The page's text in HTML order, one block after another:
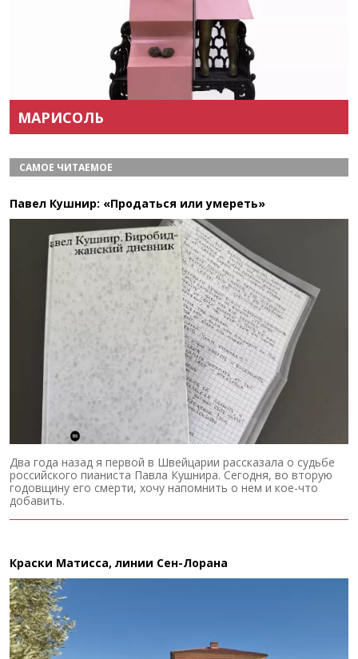
МАРИСОЛЬ
САМОЕ ЧИТАЕМОЕ
Павел Кушнир: «Продаться или умереть»
Два года назад я первой в Швейцарии рассказала о судьбе
российского пианиста Павла Кушнира. Сегодня, во вторую
годовщину его смерти, хочу напомнить о нем и кое-что
добавить.
Краски Матисса, линии Сен-Лорана